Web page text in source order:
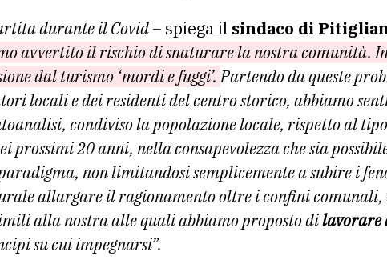
durante il Covid – spiega il sindaco di
avvertito il rischio di snaturare la nostra comunità.
dal turismo ‘mordi efuggi’.Partendo da queste
locali e dei residenti del centrostorico, abbiamo
condiviso la popolazione locale, rispetto al tipo
prossimi 20 anni, nella consapevolezza che sia
non limitandosi semplicemente a subire i
allargareil ragionamento oltre i confini comunali,
alla nostra alle quali abbiamoproposto dilavorare
su cui impegnarsi”.